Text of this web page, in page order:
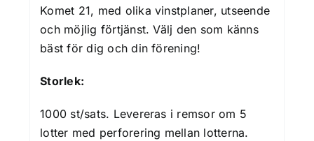
Komet 21, med olika vinstplaner, utseende
och möjlig förtjänst. Välj den som känns
bäst för dig och din förening!
Storlek:
1000 st/sats. Levereras i remsor om 5
lotter med perforering mellan lotterna.